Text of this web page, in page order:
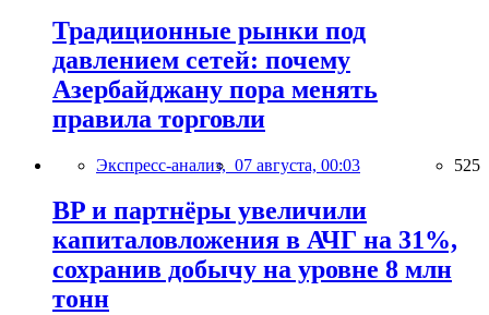
Традиционные рынки под
давлением сетей: почему
Азербайджану пора менять
правила торговли
Экспресс-анализ, 07 августа, 00:03 525
BP и партнёры увеличили
капиталовложения в АЧГ на 31%,
сохранив добычу на уровне 8 млн
тонн